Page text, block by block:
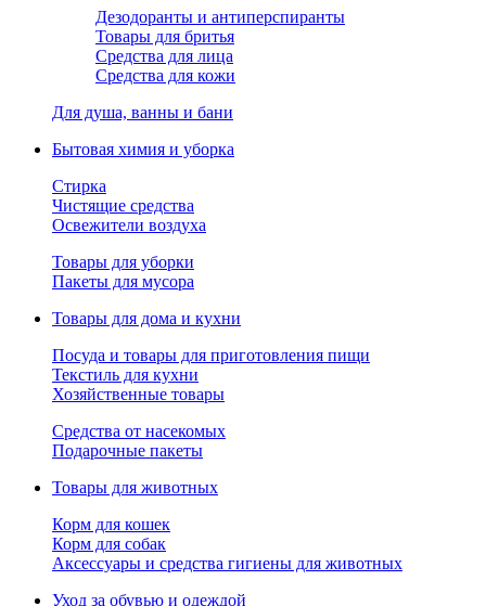
Дезодоранты и антиперспиранты
Товары для бритья
Средства для лица
Средства для кожи
Для душа, ванны и бани
Бытовая химия и уборка
Стирка
Чистящие средства
Освежители воздуха
Товары для уборки
Пакеты для мусора
Товары для дома и кухни
Посуда и товары для приготовления пищи
Текстиль для кухни
Хозяйственные товары
Средства от насекомых
Подарочные пакеты
Товары для животных
Корм для кошек
Корм для собак
Аксессуары и средства гигиены для животных
Уход за обувью и одеждой